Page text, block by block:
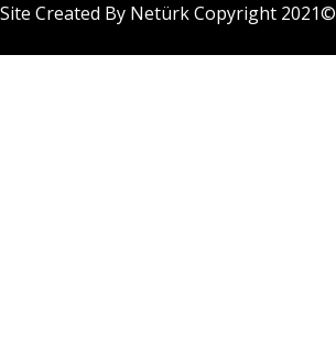
Site Created By Netürk Copyright 2021©